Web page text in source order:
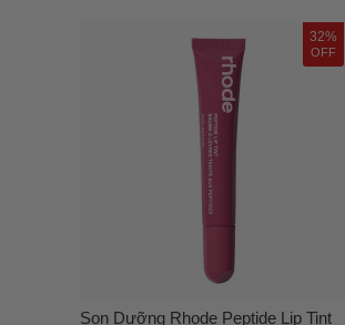
32%
OFF
Son Dưỡng Rhode Peptide Lip Tint